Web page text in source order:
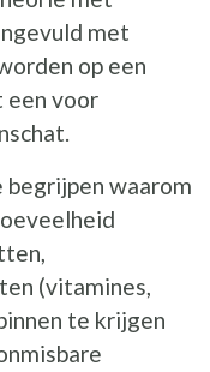
met
op een
een voor
begrijpen waarom
(vitamines,
te krijgen